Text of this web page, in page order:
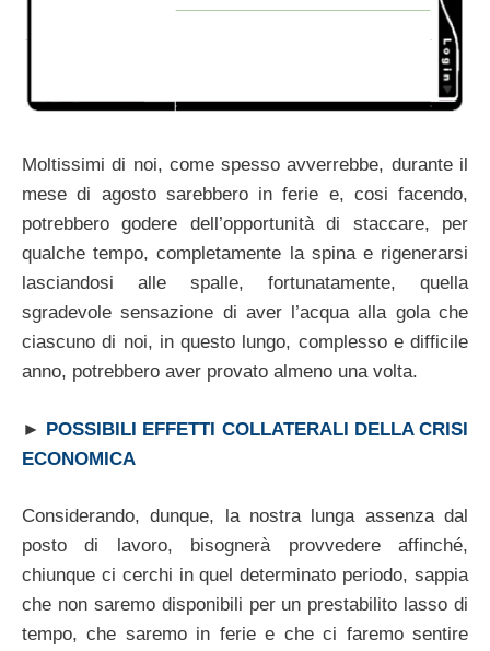
Moltissimi di noi, come spesso avverrebbe, durante il
mese di agosto sarebbero in ferie e, cosi facendo,
potrebbero godere dell’opportunità di staccare, per
qualche tempo, completamente la spina e rigenerarsi
lasciandosi alle spalle, fortunatamente, quella
sgradevole sensazione di aver l’acqua alla gola che
ciascuno di noi, in questo lungo, complesso e difficile
anno, potrebbero aver provato almeno una volta.
► POSSIBILI EFFETTI COLLATERALI DELLA CRISI
ECONOMICA
Considerando, dunque, la nostra lunga assenza dal
posto di lavoro, bisognerà provvedere affinché,
chiunque ci cerchi in quel determinato periodo, sappia
che non saremo disponibili per un prestabilito lasso di
tempo, che saremo in ferie e che ci faremo sentire